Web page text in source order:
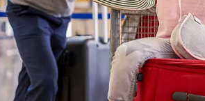
Jetzt
buchen